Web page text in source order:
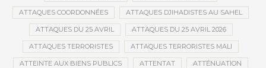
ATTAQUES COORDONNÉES ATTAQUES DJIHADISTES AU SAHEL
ATTAQUES DU 25 AVRIL ATTAQUES DU 25 AVRIL 2026
ATTAQUES TERRORISTES ATTAQUES TERRORISTES MALI
ATTEINTE AUX BIENS PUBLICS ATTENTAT ATTÉNUATION